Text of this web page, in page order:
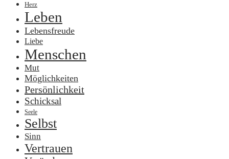
Herz
Leben
Lebensfreude
Liebe
Menschen
Mut
Möglichkeiten
Persönlichkeit
Schicksal
Seele
Selbst
Sinn
Vertrauen